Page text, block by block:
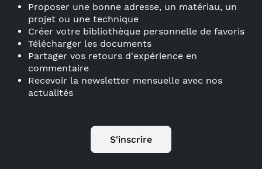
Proposer une bonne adresse, un matériau, un
projet ou une technique
Créer votre bibliothèque personnelle de favoris
Télécharger les documents
Partager vos retours d'expérience en
commentaire
Recevoir la newsletter mensuelle avec nos
actualités
S'inscrire